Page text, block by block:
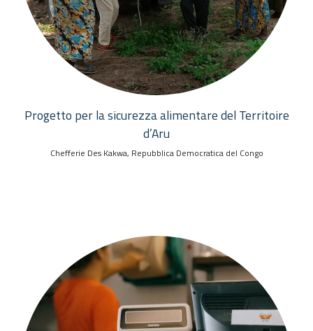
Progetto per la sicurezza alimentare del Territoire
d’Aru
Chefferie Des Kakwa, Repubblica Democratica del Congo